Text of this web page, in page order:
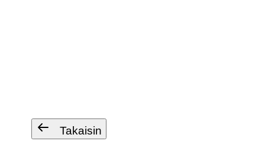
Takaisin